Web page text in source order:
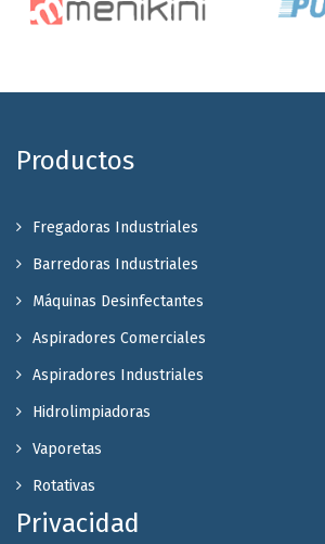
Productos
Fregadoras Industriales
Barredoras Industriales
Máquinas Desinfectantes
Aspiradores Comerciales
Aspiradores Industriales
Hidrolimpiadoras
Vaporetas
Rotativas
Privacidad